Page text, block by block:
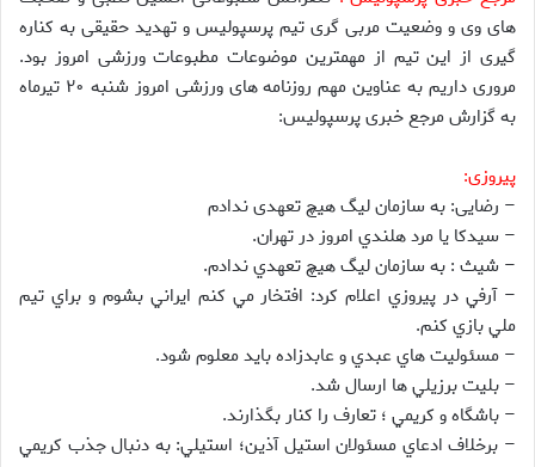
های وی و وضعیت مربی گری تیم پرسپولیس و تهدید حقیقی به کناره
گیری از این تیم از مهمترین موضوعات مطبوعات ورزشی امروز بود.
مروری داریم به عناوین مهم روزنامه های ورزشی امروز شنبه ۲۰ تیرماه
به گزارش مرجع خبری پرسپولیس:
پیروزی:
– رضایی: به سازمان لیگ هیچ تعهدی ندادم
– سيدكا يا مرد هلندي امروز در تهران.
– شيث : به سازمان ليگ هيچ تعهدي ندادم.
– آرفي در پيروزي اعلام كرد: افتخار مي كنم ايراني بشوم و براي تيم
ملي بازي كنم.
– مسئوليت هاي عبدي و عابدزاده بايد معلوم شود.
– بليت برزيلي ها ارسال شد.
– باشگاه و كريمي ؛ تعارف را كنار بگذارند.
– برخلاف ادعاي مسئولان استيل آذين؛ استيلي: به دنبال جذب كريمي